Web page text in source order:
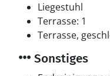
Liegestuhl
Terrasse: 1
Terrasse,
Sonstiges